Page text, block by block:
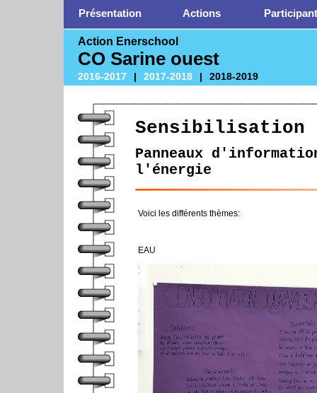
Présentation Actions
Action Enerschool
CO Sarine ouest
2016-2017 | 2017-2018 | 2018-2019
Sensibilisation
Panneaux
l'énergie
Voici les différents thèmes:
EAU